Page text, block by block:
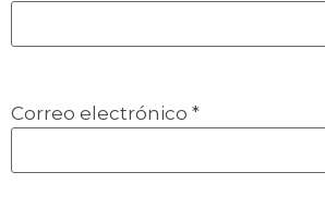
Correo electrónico *